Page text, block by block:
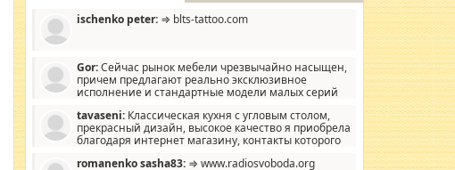
ischenko peter: ⇒ blts-tattoo.com
Gor:Сейчас рынок мебели чрезвычайно насыщен,
причем предлагают реально эксклюзивное
исполнение и стандартные модели малых серий
дизайну, мало походит на стандартные формы, в MebelOk,
креативненько и что главное - со вкусом все в порядке,
без ненужных наворотов удорожающих мебель, а это не
tavaseni: Классическая кухня с угловым столом,
прекрасный дизайн, высокое качество я приобрела
благодаря интернет магазину, контакты которого
romanenko sasha83: ⇒ www.radiosvoboda.org